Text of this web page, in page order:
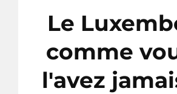
Le
comme
l'avez